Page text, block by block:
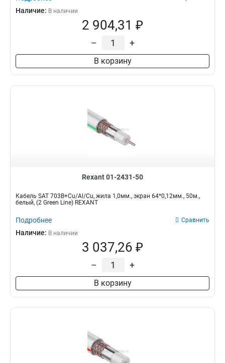
Наличие: В наличии
2 904,31 ₽
– +
В корзину
Rexant 01-2431-50
Кабель SAT 703B+Cu/Al/Cu, жила 1,0мм., экран 64*0,12мм., 50м.,
белый, (2 Green Line) REXANT
Подробнее Сравнить
Наличие: В наличии
3 037,26 ₽
– +
В корзину